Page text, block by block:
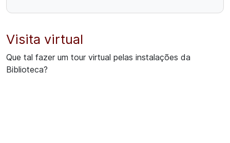
Visita virtual
Que tal fazer um tour virtual pelas instalações da
Biblioteca?